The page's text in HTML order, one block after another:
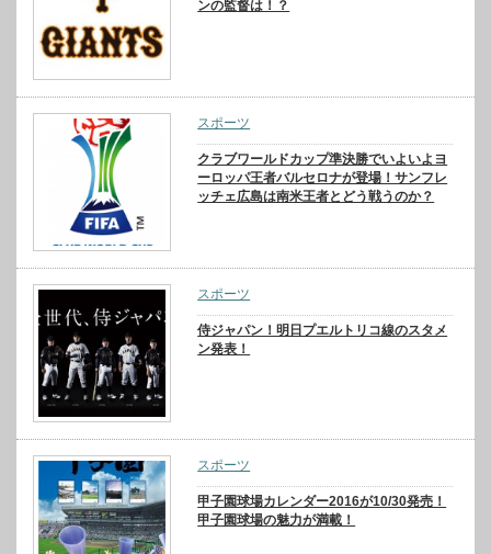
ンの監督は！？
スポーツ
クラブワールドカップ準決勝でいよいよヨ
ーロッパ王者バルセロナが登場！サンフレ
ッチェ広島は南米王者とどう戦うのか？
スポーツ
侍ジャパン！明日プエルトリコ線のスタメ
ン発表！
スポーツ
甲子園球場カレンダー2016が10/30発売！
甲子園球場の魅力が満載！